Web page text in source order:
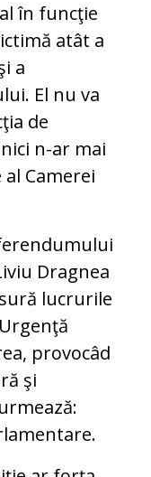
în funcţie
atât a
a
El nu va
de
n-ar mai
Camerei
Dragnea
lucrurile
provocâd
şi